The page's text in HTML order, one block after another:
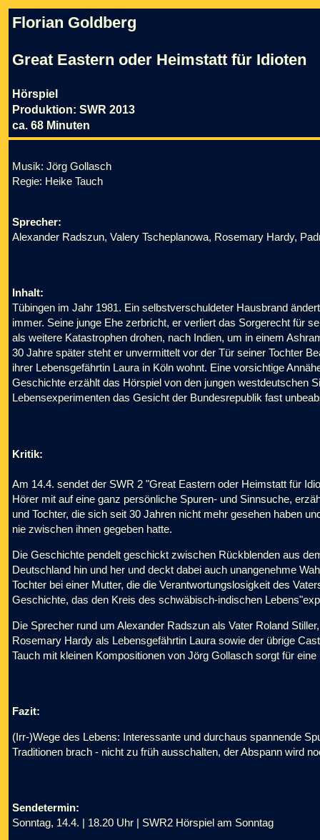
Florian Goldberg
Great Eastern oder Heimstatt für Idioten
Hörspiel
Produktion: SWR 2013
ca. 68 Minuten
Musik: Jörg Gollasch
Regie: Heike Tauch
Sprecher:
Alexander Radszun, Valery Tscheplanowa, Rosemary Hardy,
Inhalt:
Tübingen im Jahr 1981. Ein selbstverschuldeter Hausbrand
immer. Seine junge Ehe zerbricht, er verliert das Sorgerecht für
als weitere Katastrophen drohen, nach Indien, um in einem
30 Jahre später steht er unvermittelt vor der Tür seiner Tochter
ihrer Lebensgefährtin Laura in Köln wohnt. Eine vorsichtige
Geschichte erzählt das Hörspiel von den jungen westdeutschen
Lebensexperimenten das Gesicht der Bundesrepublik fast
Kritik:
Am 14.4. sendet der SWR 2 "Great Eastern oder Heimstatt für
Hörer mit auf eine ganz persönliche Spuren- und Sinnsuche,
und Tochter, die sich seit 30 Jahren nicht mehr gesehen haben
nie zwischen ihnen gegeben hatte.
Die Geschichte pendelt geschickt zwischen Rückblenden aus
Deutschland hin und her und deckt dabei auch unangenehme
Tochter bei einer Mutter, die die Verantwortungslosigkeit des
Geschichte, das den Kreis des schwäbisch-indischen
Die Sprecher rund um Alexander Radszun als Vater Roland
Rosemary Hardy als Lebensgefährtin Laura sowie der übrige
Tauch mit kleinen Kompositionen von Jörg Gollasch sorgt für
Fazit:
(Irr-)Wege des Lebens: Interessante und durchaus spannende
Traditionen brach - nicht zu früh ausschalten, der Abspann wird
Sendetermin:
Sonntag, 14.4. | 18.20 Uhr | SWR2 Hörspiel am Sonntag